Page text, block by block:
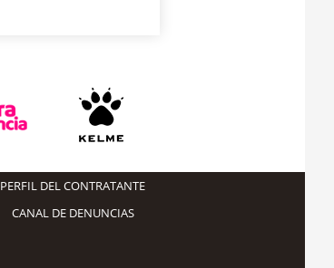
PERFIL DEL CONTRATANTE
CANAL DE DENUNCIAS